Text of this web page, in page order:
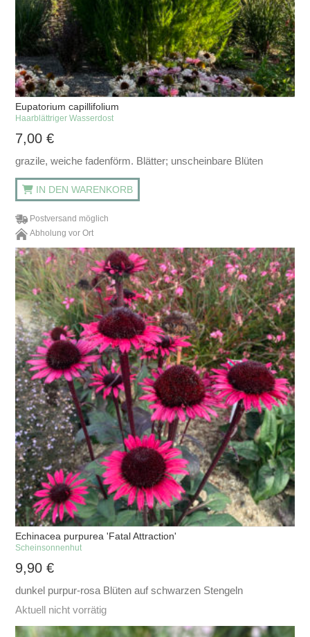
Eupatorium capillifolium
Haarblättriger Wasserdost
7,00€
grazile, weiche fadenförm. Blätter; unscheinbare Blüten
IN DEN WARENKORB
Postversand möglich
Abholung vor Ort
Echinacea purpurea 'Fatal Attraction'
Scheinsonnenhut
9,90€
dunkel purpur-rosa Blüten auf schwarzen Stengeln
Aktuell nicht vorrätig